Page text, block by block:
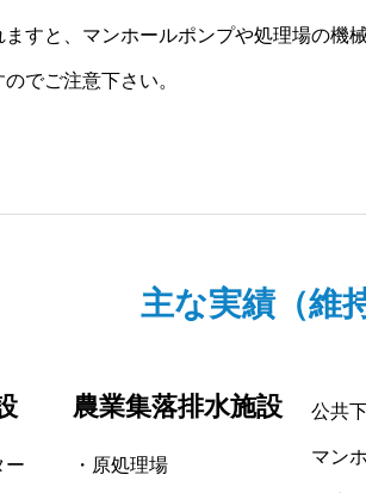
すと、マンホールポンプや処理場の機
でご注意下さい。
主な実績（維
ー
農業集落排水施設
・原処理場
公共
マン